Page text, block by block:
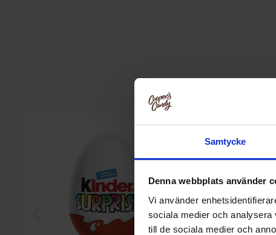
Samtycke
Denna webbplats använder
Vi använder
sociala medier och
till de sociala medier och